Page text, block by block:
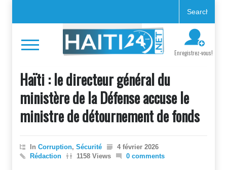
Enregistrez-vous!
Haïti : le directeur général du
ministère de la Défense accuse le
ministre de détournement de fonds
In Corruption, Sécurité
4 février 2026
Rédaction
1158 Views 0 comments